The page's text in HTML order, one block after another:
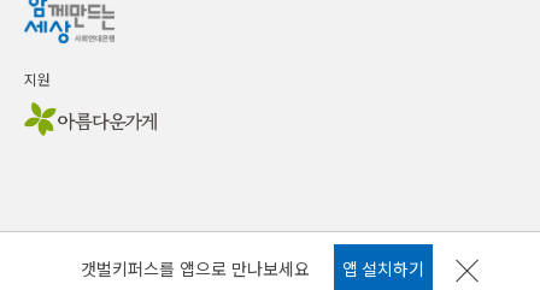
지원
갯벌키퍼스를 앱으로 만나보세요 앱 설치하기